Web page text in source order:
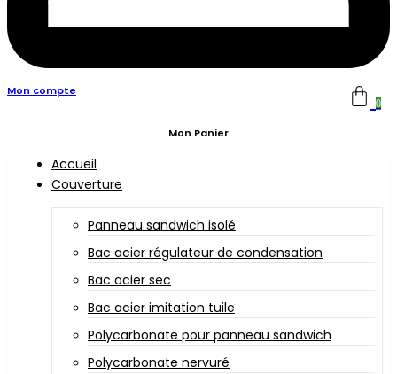
Mon compte
0
Mon Panier
Accueil
Couverture
Panneau sandwich isolé
Bac acier régulateur de condensation
Bac acier sec
Bac acier imitation tuile
Polycarbonate pour panneau sandwich
Polycarbonate nervuré